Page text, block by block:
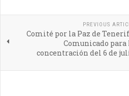
PREVIOUS
Comité por la Paz de
Comunicado para
concentración del 6 de